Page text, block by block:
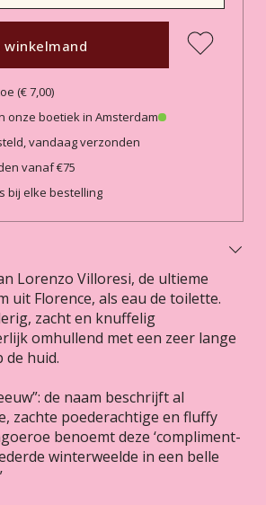
winkelmand
(€ 7,00)
onze boetiek in Amsterdam
vandaag verzonden
vanaf €75
bij elke bestelling
Lorenzo Villoresi, de ultieme
uit Florence, als eau de toilette.
zacht en knuffelig
omhullend met een zeer lange
de huid.
de naam beschrijft al
zachte poederachtige en fluffy
benoemt deze ‘compliment-
winterweelde in een belle